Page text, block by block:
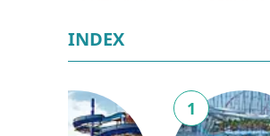
INDEX
1